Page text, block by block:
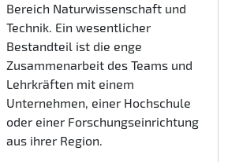
Bereich Naturwissenschaft und
Technik. Ein wesentlicher
Bestandteil ist die enge
Zusammenarbeit des Teams und
Lehrkräften mit einem
Unternehmen, einer Hochschule
oder einer Forschungseinrichtung
aus ihrer Region.